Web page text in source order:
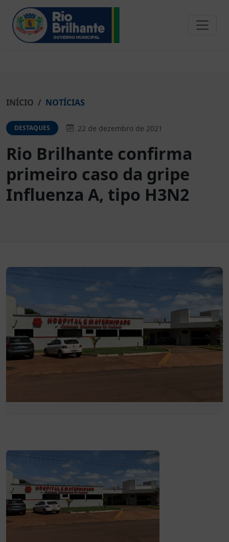
INÍCIO NOTÍCIAS
DESTAQUES 22 de dezembro de 2021
Rio Brilhante confirma
primeiro caso da gripe
Influenza A, tipo H3N2